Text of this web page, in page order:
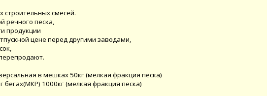
строительных смесей.
речного песка,
продукции
цене перед другими заводами,
в мешках 50кг (мелкая фракция песка)
бегах(МКР) 1000кг (мелкая фракция песка)